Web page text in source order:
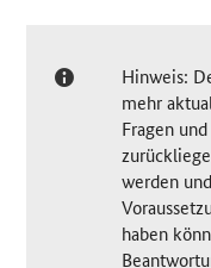
Hinweis:
mehr
Fragen
werden
haben